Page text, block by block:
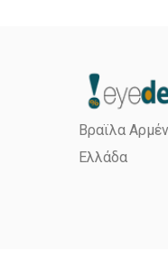
Βραϊλα
Ελλάδα